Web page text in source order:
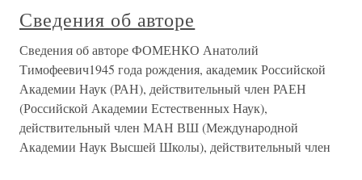
Сведения об авторе
Сведения об авторе ФОМЕНКО Анатолий
Тимофеевич1945 года рождения, академик Российской
Академии Наук (РАН), действительный член РАЕН
(Российской Академии Естественных Наук),
действительный член МАН ВШ (Международной
Академии Наук Высшей Школы), действительный член